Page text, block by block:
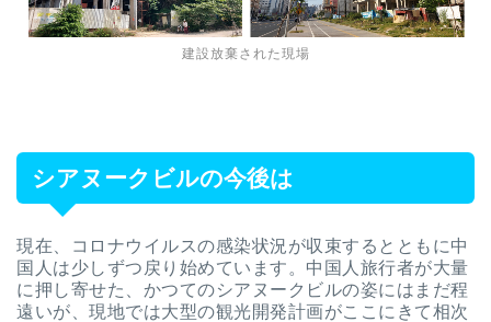
建設放棄された現場
シアヌークビルの今後は
現在、コロナウイルスの感染状況が収束するとともに中
国人は少しずつ戻り始めています。中国人旅行者が大量
に押し寄せた、かつてのシアヌークビルの姿にはまだ程
遠いが、現地では大型の観光開発計画がここにきて相次